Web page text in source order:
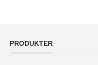
PRODUKTER